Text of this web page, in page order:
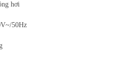
hơi
50Hz